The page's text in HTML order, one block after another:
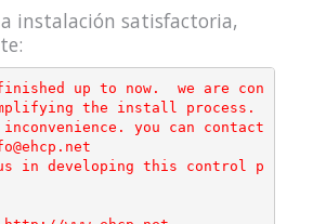
instalación satisfactoria,
up to now.  we are con
the install process.
you can contact
in developing this control p